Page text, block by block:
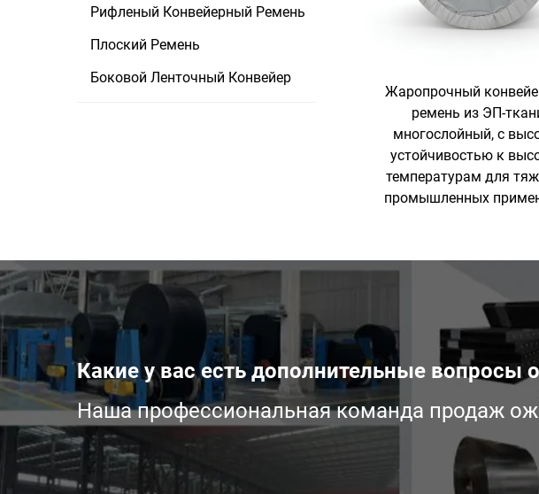
Рифленый Конвейерный Ремень
Плоский Ремень
Боковой Ленточный Конвейер
Жаропрочный
ремень из ЭП-
многослойный, с
устойчивостью к
температурам для
промышленных
Какие у вас есть дополнительные вопросы
Наша профессиональная команда продаж